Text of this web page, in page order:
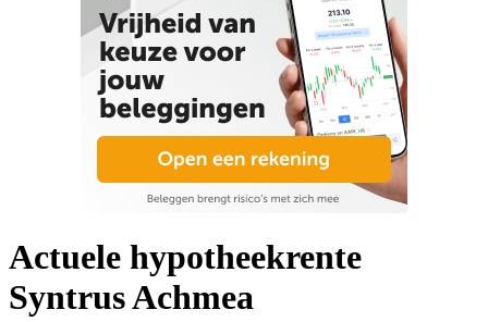
Actuele hypotheekrente
Syntrus Achmea